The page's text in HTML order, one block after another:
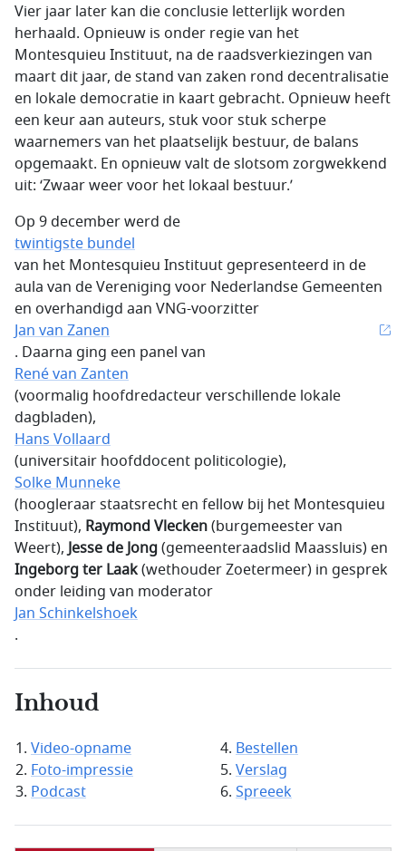
Vier jaar later kan die conclusie letterlijk worden
herhaald. Opnieuw is onder regie van het
Montesquieu Instituut, na de raadsverkiezingen van
maart dit jaar, de stand van zaken rond decentralisatie
en lokale democratie in kaart gebracht. Opnieuw heeft
een keur aan auteurs, stuk voor stuk scherpe
waarnemers van het plaatselijk bestuur, de balans
opgemaakt. En opnieuw valt de slotsom zorgwekkend
uit: ‘Zwaar weer voor het lokaal bestuur.’
Op 9 december werd de
twintigste bundel
van het Montesquieu Instituut gepresenteerd in de
aula van de Vereniging voor Nederlandse Gemeenten
en overhandigd aan VNG-voorzitter
Jan van Zanen
. Daarna ging een panel van
René van Zanten
(voormalig hoofdredacteur verschillende lokale
dagbladen),
Hans Vollaard
(universitair hoofddocent politicologie),
Solke Munneke
(hoogleraar staatsrecht en fellow bij het Montesquieu
Instituut), Raymond Vlecken(burgemeester van
Weert),Jesse de Jong(gemeenteraadslid Maassluis) en
Ingeborg ter Laak(wethouder Zoetermeer) in gesprek
onder leiding van moderator
Jan Schinkelshoek
.
Inhoud
Video-opname
Foto-impressie
Podcast
Bestellen
Verslag
Spreeek